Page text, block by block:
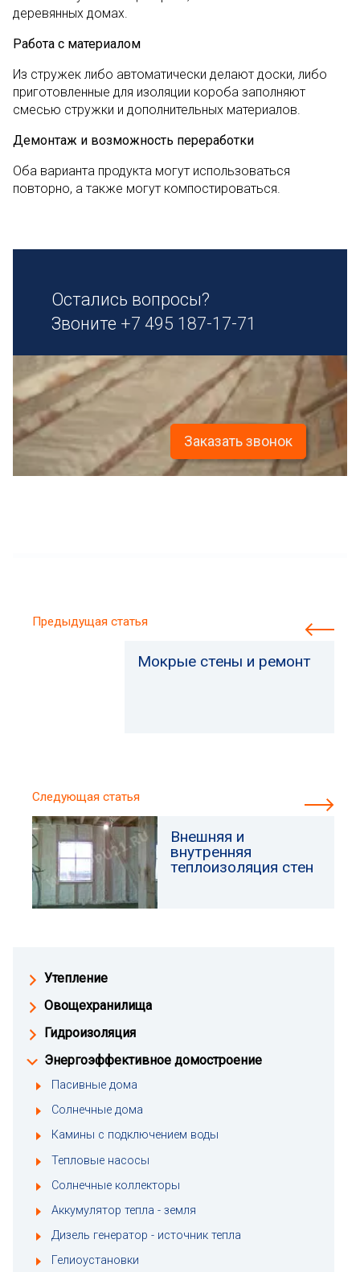
деревянных домах.
Работа с материалом
Из стружек либо автоматически делают доски, либо
приготовленные для изоляции короба заполняют
смесью стружки и дополнительных материалов.
Демонтаж и возможность переработки
Оба варианта продукта могут использоваться
повторно, а также могут компостироваться.
Остались вопросы?
Звоните +7 495 187-17-71
Заказать звонок
Утепление
Овощехранилища
Гидроизоляция
Энергоэффективное домостроение
Пасивные дома
Солнечные дома
Камины с подключением воды
Тепловые насосы
Солнечные коллекторы
Аккумулятор тепла - земля
Дизель генератор - источник тепла
Гелиоустановки
Предыдущая статья
Мокрые стены и ремонт
Следующая статья
Внешняя и
внутренняя
теплоизоляция стен